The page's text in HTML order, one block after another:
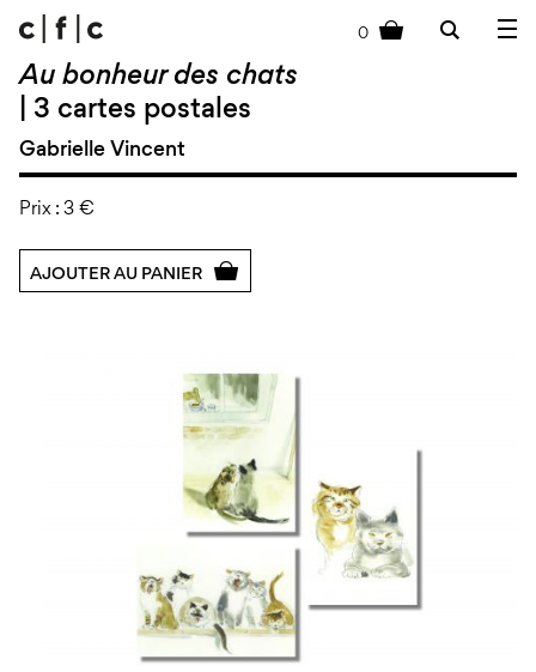
0
Au bonheur des chats
| 3 cartes postales
Gabrielle Vincent
Prix : 3 €
AJOUTER AU PANIER